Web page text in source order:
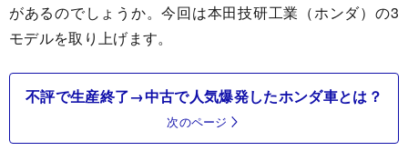
があるのでしょうか。今回は本田技研工業（ホンダ）の3
モデルを取り上げます。
不評で生産終了→中古で人気爆発したホンダ車とは？
次のページ